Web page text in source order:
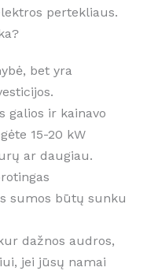
pertekliaus.
bet yra
galios ir kainavo
15-20 kW
ar daugiau.
sumos būtų sunku
dažnos audros,
jei jūsų namai